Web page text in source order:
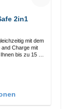
2in1
mit dem
bis zu 15 W
eine einfache
auf Auf